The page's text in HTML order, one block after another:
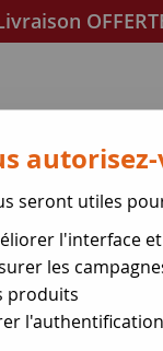
Mica
des
seront utiles
l'interface
les
produits